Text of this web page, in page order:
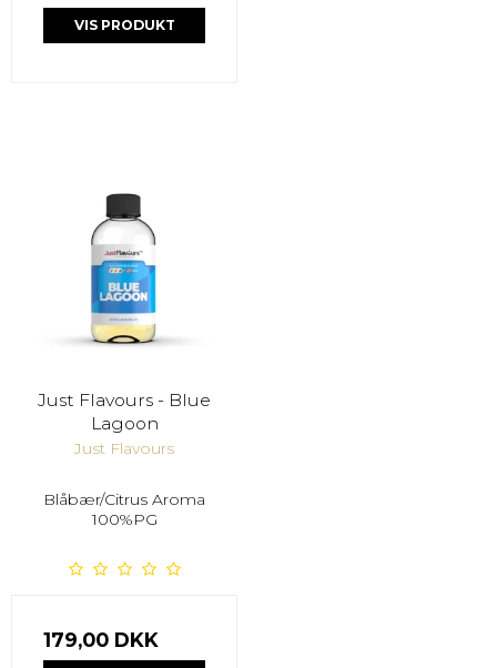
VIS PRODUKT
Just Flavours - Blue
Lagoon
Just Flavours
Blåbær/Citrus Aroma
100%PG
179,00 DKK